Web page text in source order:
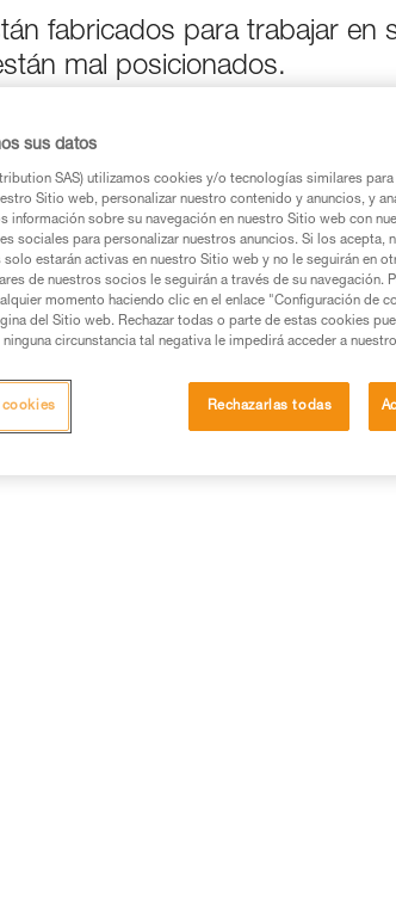
fabricados para trabajar en
mal posicionados.
utilizados en este consejo antes de
de la ficha técnica para poder comprender
un entrenamiento específico. Confirme a
estas técnicas, solo y con total seguridad,
actividad. Pueden existir otras que no
sus datos
SAS) utilizamos cookies y/o tecnologías similares
Sitio web, personalizar nuestro contenido y anuncios, y
información sobre su navegación en nuestro Sitio web con
sociales para personalizar nuestros anuncios. Si los acepta,
estarán activas en nuestro Sitio web y no le seguirán en
de nuestros socios le seguirán a través de su navegación.
momento haciendo clic en el enlace "Configuración de
del Sitio web. Rechazar todas o parte de estas cookies
circunstancia tal negativa le impedirá acceder a
Rechazarlas todas